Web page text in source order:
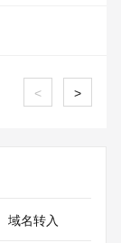
< >
域名转入